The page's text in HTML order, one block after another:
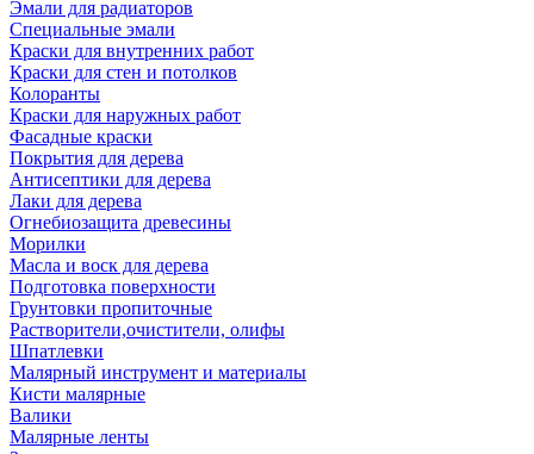
Эмали для радиаторов
Специальные эмали
Краски для внутренних работ
Краски для стен и потолков
Колоранты
Краски для наружных работ
Фасадные краски
Покрытия для дерева
Антисептики для дерева
Лаки для дерева
Огнебиозащита древесины
Морилки
Масла и воск для дерева
Подготовка поверхности
Грунтовки пропиточные
Растворители,очистители, олифы
Шпатлевки
Малярный инструмент и материалы
Кисти малярные
Валики
Малярные ленты